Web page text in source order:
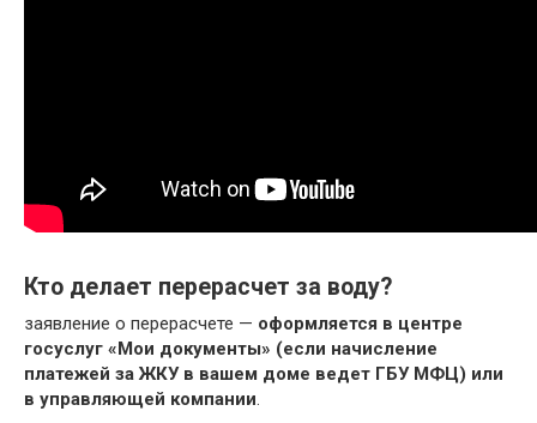
Кто делает перерасчет за воду?
заявление о перерасчете — оформляется в центре
госуслуг «Мои документы» (если начисление
платежей за ЖКУ в вашем доме ведет ГБУ МФЦ) или
в управляющей компании.